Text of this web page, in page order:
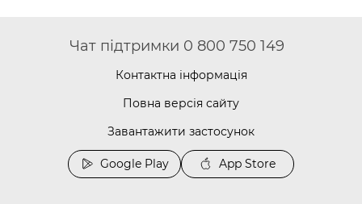
Чат підтримки 0 800 750 149
Контактна інформація
Повна версія сайту
Завантажити застосунок
Google Play App Store